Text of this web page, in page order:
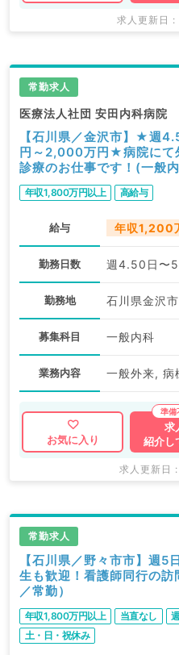
求人更新日
常勤求人
医療法人社団 安田内科病院
【石川県／金沢市】★週
円～2,000万円★病院にて
診療のお仕事です！(一般
年収1,800万円以上 高給与
給与 年収1,200
勤務日数 週4.50日〜
勤務地 石川県金沢市
募集科目 一般内科
業務内容
お気に入り
求
紹介し
求人更新日
常勤求人
【石川県／野々市市】週
生も歓迎！看護師同行の
／常勤）
年収1,800万円以上 当直なし
土・日・祝休み